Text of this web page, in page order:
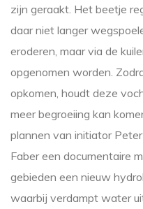
zijn geraakt. Het beetje
daar niet langer
eroderen, maar via de
opgenomen worden.
opkomen, houdt deze
meer begroeiing kan
plannen van initiator
Faber een documentaire
gebieden een nieuw
waarbij verdampt water